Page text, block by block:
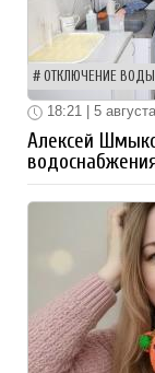
ОТКЛЮЧЕНИЕ ВОДЫ
18:21 | 5 августа
Алексей